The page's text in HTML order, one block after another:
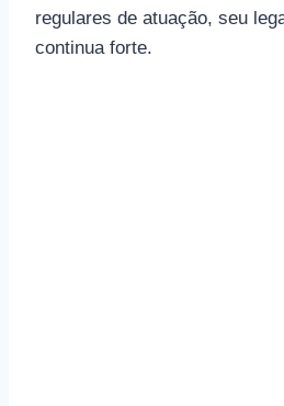
regulares de atuação, seu
continua forte.